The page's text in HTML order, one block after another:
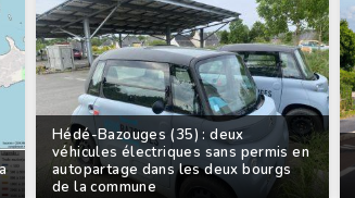
Hédé-Bazouges (35) : deux
véhicules électriques sans permis en
autopartage dans les deux bourgs
de la commune